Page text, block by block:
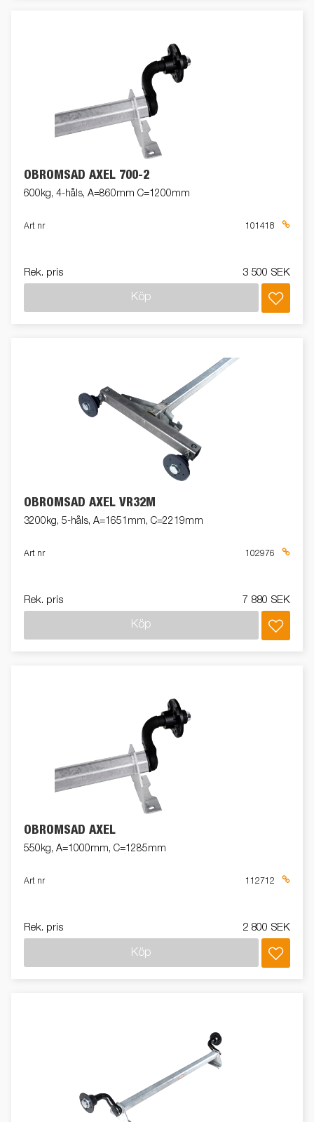
OBROMSAD AXEL 700-2
600kg, 4-håls, A=860mm C=1200mm
Art nr 101418
Rek. pris 3 500 SEK
Köp
OBROMSAD AXEL VR32M
3200kg, 5-håls, A=1651mm, C=2219mm
Art nr 102976
Rek. pris 7 880 SEK
Köp
OBROMSAD AXEL
550kg, A=1000mm, C=1285mm
Art nr 112712
Rek. pris 2 800 SEK
Köp